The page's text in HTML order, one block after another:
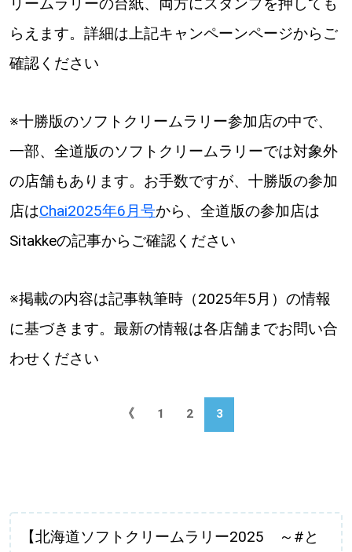
リームラリーの台紙、両方にスタンプを押しても
らえます。詳細は上記キャンペーンページからご
確認ください
※十勝版のソフトクリームラリー参加店の中で、
一部、全道版のソフトクリームラリーでは対象外
の店舗もあります。お手数ですが、十勝版の参加
店はChai2025年6月号から、全道版の参加店は
Sitakkeの記事からご確認ください
※掲載の内容は記事執筆時（2025年5月）の情報
に基づきます。最新の情報は各店舗までお問い合
わせください
《 1 2 3
【北海道ソフトクリームラリー2025 ～#と